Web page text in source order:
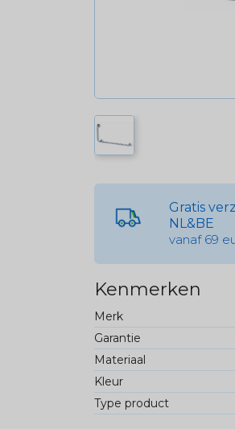
Gratis
NL&BE
vanaf 69
Kenmerken
Merk
Garantie
Materiaal
Kleur
Type product